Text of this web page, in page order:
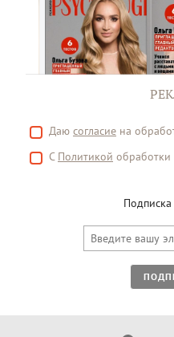
Даю согласие на
С Политикой обработки